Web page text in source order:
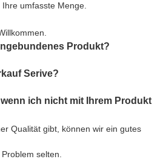
umfasste Menge.
Produkt?
Serive?
ich nicht mit Ihrem Produkt
Qualität gibt, können wir ein gutes
selten.